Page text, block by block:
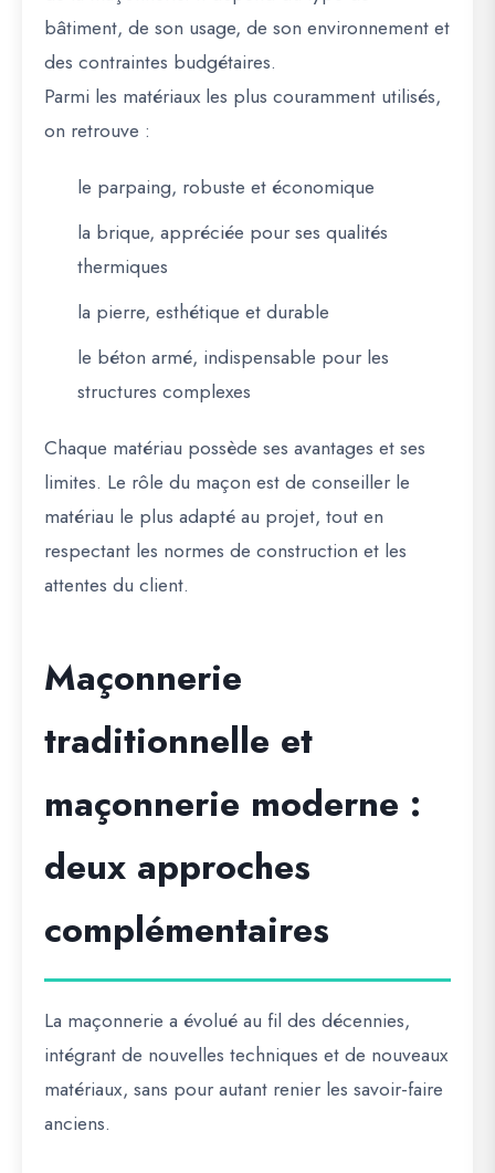
bâtiment, de son usage, de son environnement et
des contraintes budgétaires.
Parmi les matériaux les plus couramment utilisés,
on retrouve :
le parpaing, robuste et économique
la brique, appréciée pour ses qualités
thermiques
la pierre, esthétique et durable
le béton armé, indispensable pour les
structures complexes
Chaque matériau possède ses avantages et ses
limites. Le rôle du maçon est de conseiller le
matériau le plus adapté au projet, tout en
respectant les normes de construction et les
attentes du client.
Maçonnerie
traditionnelle et
maçonnerie moderne :
deux approches
complémentaires
La maçonnerie a évolué au fil des décennies,
intégrant de nouvelles techniques et de nouveaux
matériaux, sans pour autant renier les savoir-faire
anciens.